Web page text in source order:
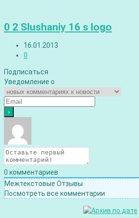
0 2 Slushaniy 16 s logo
16.01.2013
0
Подписаться
Уведомление о
0 комментариев
Межтекстовые Отзывы
Посмотреть все комментарии